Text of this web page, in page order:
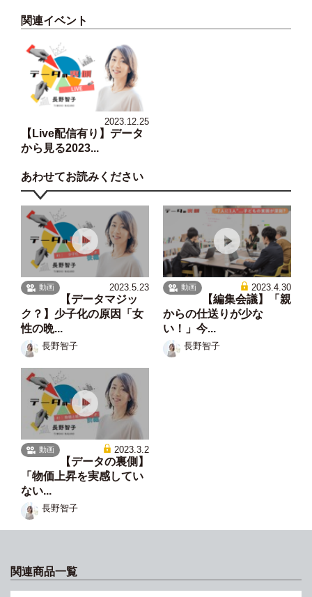
関連イベント
2023.12.25
【Live配信有り】データ
から見る2023...
あわせてお読みください
動画 2023.5.23
【データマジッ
ク？】少子化の原因「女
性の晩...
長野智子
動画 2023.4.30
【編集会議】「親
からの仕送りが少な
い！」今...
長野智子
動画 2023.3.2
【データの裏側】
「物価上昇を実感してい
ない...
長野智子
関連商品一覧